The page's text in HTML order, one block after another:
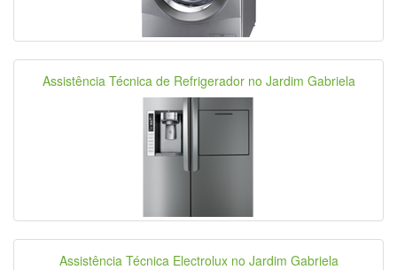
Assistência Técnica de Refrigerador no Jardim Gabriela
Assistência Técnica Electrolux no Jardim Gabriela